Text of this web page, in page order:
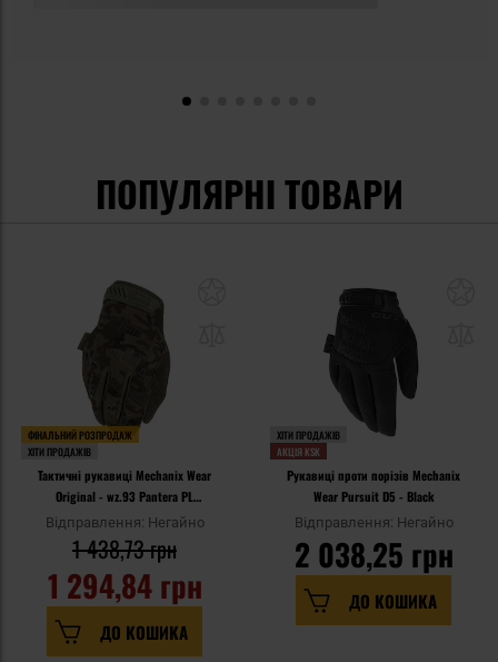
ПОПУЛЯРНІ ТОВАРИ
ФІНАЛЬНИЙ РОЗПРОДАЖ
ХІТИ ПРОДАЖІВ
Тактичні рукавиці Mechanix Wear
Original - wz.93 Pantera PL
Woodland
Відправлення: Негайно
1 294,84 грн
1 438,73 грн
ДО КОШИКА
ХІТИ ПРОДАЖІВ
АКЦІЯ KSK
Рукавиці проти порізів Mechanix
Wear Pursuit D5 - Black
Відправлення: Негайно
2 038,25 грн
ДО КОШИКА